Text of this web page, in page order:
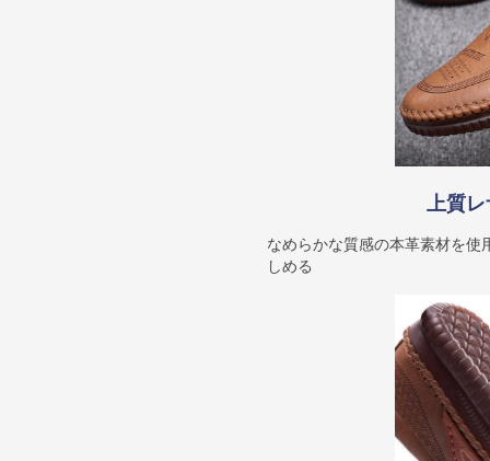
上質レ
なめらかな質感の本革素材を使
しめる